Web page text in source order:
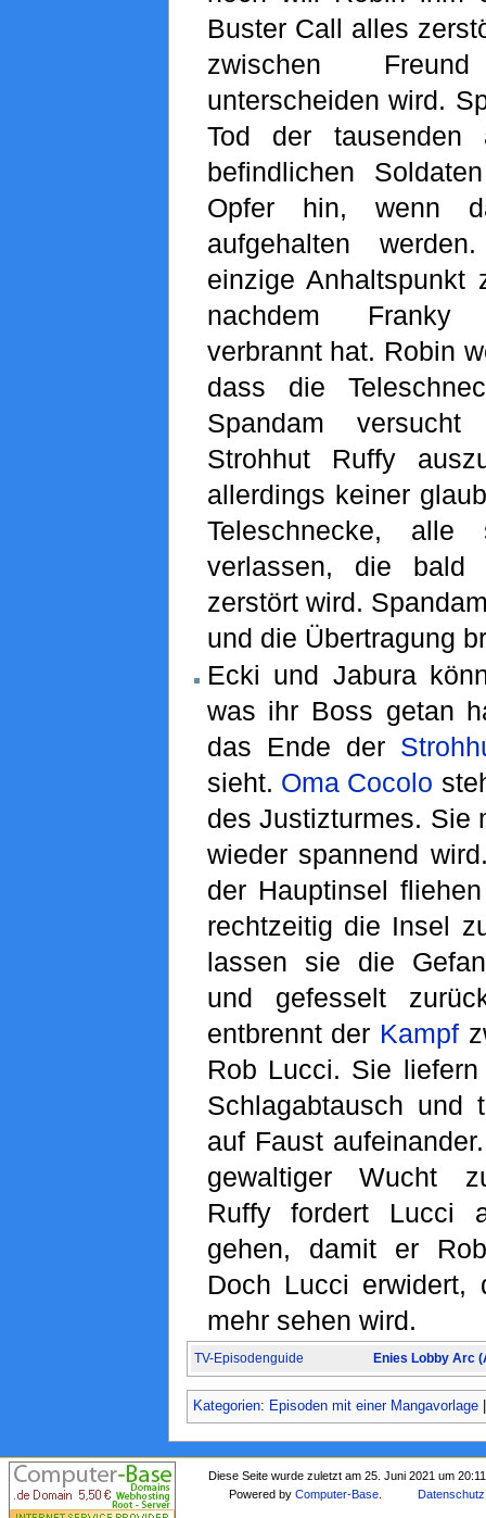
Buster Call alles
zwischen
unterscheiden wird.
Tod der tausenden
befindlichen
Opfer hin, wenn
aufgehalten
einzige Anhaltspunkt
nachdem
verbrannt hat. Robin
dass die
Spandam
Strohhut Ruffy
allerdings keiner
Teleschnecke,
verlassen, die
zerstört wird.
und die Übertragung
Ecki und Jabura
was ihr Boss getan
das Ende der
sieht. Oma Cocolo
des Justizturmes. Sie
wieder spannend
der Hauptinsel
rechtzeitig die Insel
lassen sie die
und gefesselt
entbrennt der Kampf
Rob Lucci. Sie
Schlagabtausch und
auf Faust
gewaltiger Wucht
Ruffy fordert Lucci
gehen, damit er
Doch Lucci erwidert,
mehr sehen wird.
TV-Episodenguide Enies Lobby Arc
Kategorien: Episoden mit einer Mangavorlage
Diese Seite wurde zuletzt am 25. Juni 2021 um
Powered byComputer-Base Datenschutz